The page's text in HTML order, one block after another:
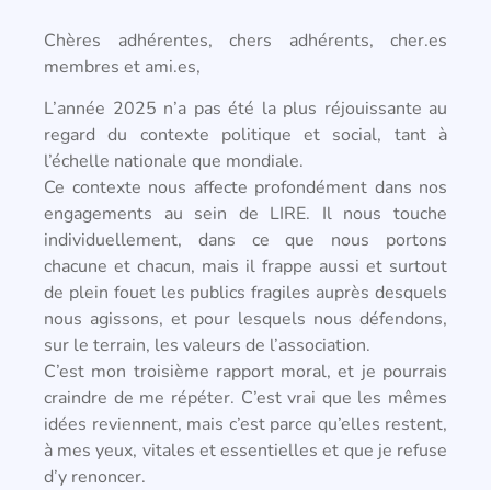
Chères adhérentes, chers adhérents, cher.es
membres et ami.es,
L’année 2025 n’a pas été la plus réjouissante au
regard du contexte politique et social, tant à
l’échelle nationale que mondiale.
Ce contexte nous affecte profondément dans nos
engagements au sein de LIRE. Il nous touche
individuellement, dans ce que nous portons
chacune et chacun, mais il frappe aussi et surtout
de plein fouet les publics fragiles auprès desquels
nous agissons, et pour lesquels nous défendons,
sur le terrain, les valeurs de l’association.
C’est mon troisième rapport moral, et je pourrais
craindre de me répéter. C’est vrai que les mêmes
idées reviennent, mais c’est parce qu’elles restent,
à mes yeux, vitales et essentielles et que je refuse
d’y renoncer.